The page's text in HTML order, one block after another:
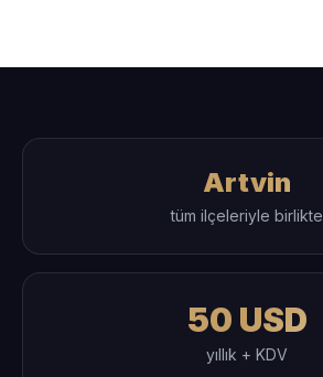
Artvin
tüm ilçeleriyle birlikte
50 USD
yıllık + KDV